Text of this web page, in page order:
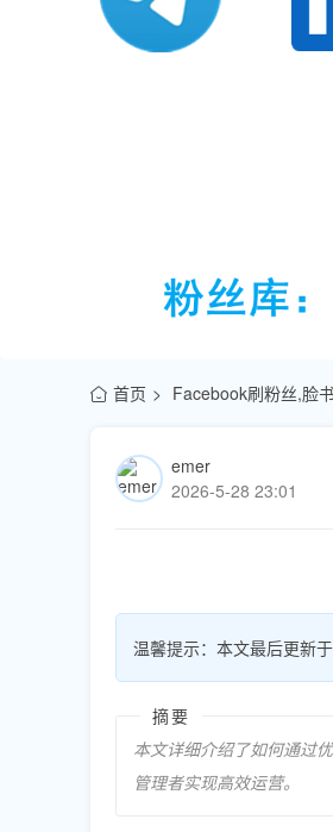
首页 Facebook刷粉丝,脸
emer
2026-5-28 23:01
温馨提示：本文最后更新于
摘要
本文详细介绍了如何通过
管理者实现高效运营。